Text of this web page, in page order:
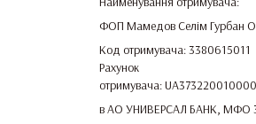
ФОП Мамедов Селім Гурбан
Код отримувача: 3380615011
Рахунок
отримувача:
в АО УНИВЕРСАЛ БАНК, МФО